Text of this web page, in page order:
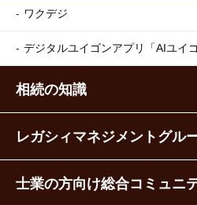
ワクデジ
デジタルユイゴンアプリ 「AIユイ
相続の知識
レガシィマネジメントグル
士業の方向け総合コミュニ